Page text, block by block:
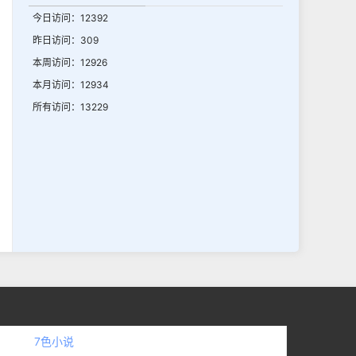
今日访问：12392
昨日访问：309
本周访问：12926
本月访问：12934
所有访问：13229
7色小说